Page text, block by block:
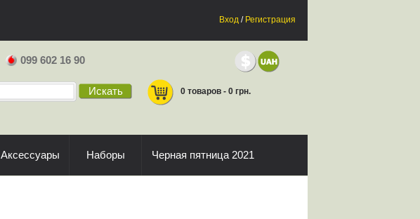
Вход / Регистрация
099 602 16 90
Искать 0 товаров - 0 грн.
Аксессуары Наборы Черная пятница 2021